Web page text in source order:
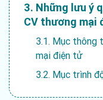
3. Những lưu ý
CV thương mại
3.1. Mục thông
mại điện tử
3.2. Mục trình